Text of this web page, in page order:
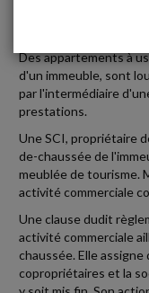
LOCATION
Des appartements à
d'un immeuble, sont
par l'intermédiaire
prestations.
Une SCI, propriétaire
de-chaussée de
meublée de tourisme.
activité commerciale
Une clause dudit
activité commerciale
chaussée. Elle
copropriétaires et la